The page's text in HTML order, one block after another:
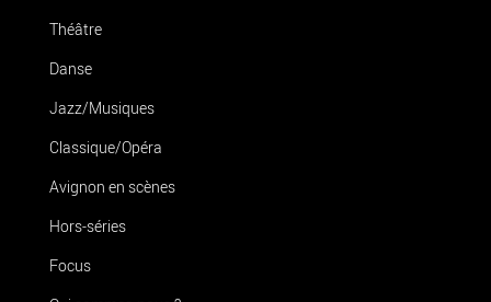
Théâtre
Danse
Jazz/Musiques
Classique/Opéra
Avignon en scènes
Hors-séries
Focus